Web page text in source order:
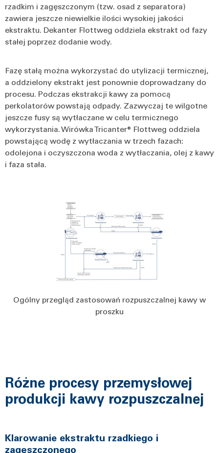
rzadkim i zagęszczonym (tzw. osad z separatora)
zawiera jeszcze niewielkie ilości wysokiej jakości
ekstraktu. Dekanter Flottweg oddziela ekstrakt od fazy
stałej poprzez dodanie wody.
Fazę stałą można wykorzystać do utylizacji termicznej,
a oddzielony ekstrakt jest ponownie doprowadzany do
procesu. Podczas ekstrakcji kawy za pomocą
perkolatorów powstają odpady. Zazwyczaj te wilgotne
jeszcze fusy są wytłaczane w celu termicznego
wykorzystania. Wirówka Tricanter® Flottweg oddziela
powstającą wodę z wytłaczania w trzech fazach:
odolejona i oczyszczona woda z wytłaczania, olej z kawy
i faza stała.
Ogólny przegląd zastosowań rozpuszczalnej kawy w
proszku
Różne procesy przemysłowej
produkcji kawy rozpuszczalnej
Klarowanie ekstraktu rzadkiego i
zagęszczonego